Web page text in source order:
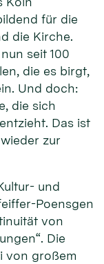
für die
die Kirche.
seit 100
die es birgt,
Und doch:
die sich
Das ist
zur
und
Poensgen
von
Die
von großem